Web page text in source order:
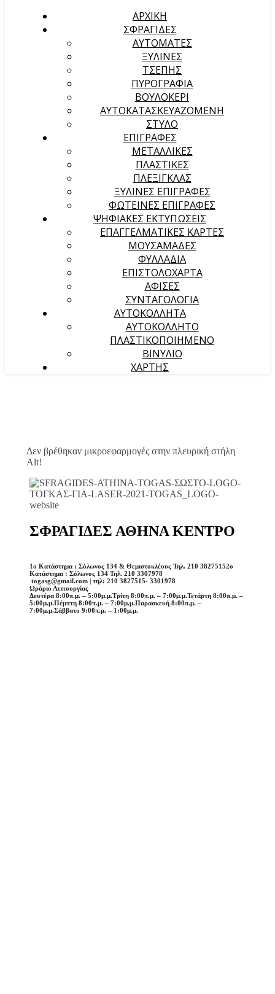
ΑΡΧΙΚΉ
ΣΦΡΑΓΙΔΕΣ
ΑΥΤΟΜΑΤΕΣ
ΞΥΛΙΝΕΣ
ΤΣΕΠΗΣ
ΠΥΡΟΓΡΑΦΙΑ
ΒΟΥΛΟΚΕΡΙ
ΑΥΤΟΚΑΤΑΣΚΕΥΑΖΟΜΕΝΗ
ΣΤΥΛΟ
ΕΠΙΓΡΑΦΕΣ
ΜΕΤΑΛΛΙΚΕΣ
ΠΛΑΣΤΙΚΕΣ
ΠΛΕΞΙΓΚΛΑΣ
ΞΥΛΙΝΕΣ ΕΠΙΓΡΑΦΕΣ
ΦΩΤΕΙΝΕΣ ΕΠΙΓΡΑΦΕΣ
ΨΗΦΙΑΚΕΣ ΕΚΤΥΠΩΣΕΙΣ
ΕΠΑΓΓΕΛΜΑΤΙΚΕΣ ΚΑΡΤΕΣ
ΜΟΥΣΑΜΑΔΕΣ
ΦΥΛΛΑΔΙΑ
ΕΠΙΣΤΟΛΟΧΑΡΤΑ
ΑΦΙΣΕΣ
ΣΥΝΤΑΓΟΛΟΓΙΑ
ΑΥΤΟΚΟΛΛΗΤΑ
ΑΥΤΟΚΟΛΛΗΤΟ
ΠΛΑΣΤΙΚΟΠΟΙΗΜΕΝΟ
ΒΙΝΥΛΙΟ
ΧΑΡΤΗΣ
Δεν βρέθηκαν μικροεφαρμογές στην πλευρική στήλη
Alt!
ΣΦΡΑΓΙΔΕΣ ΑΘΗΝΑ ΚΕΝΤΡΟ
1o Κατάστημα : Σόλωνος 134 & Θεμιστοκλέους Τηλ. 210 38275152o
Κατάστημα : Σόλωνος 134 Τηλ. 210 3307978
togasg@gmail.com | τηλ: 210 3827515- 3301978
Ωράριο Λειτουργίας
Δευτέρα 8:00π.μ. – 5:00μ.μ.Τρίτη 8:00π.μ. – 7:00μ.μ.Τετάρτη 8:00π.μ. –
5:00μ.μ.Πέμπτη 8:00π.μ. – 7:00μ.μ.Παρασκευή 8:00π.μ. –
7:00μ.μ.Σάββατο 9:00π.μ. – 1:00μ.μ.